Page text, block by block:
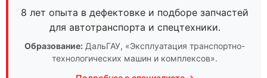
8 лет опыта в дефектовке и подборе запчастей
для автотранспорта и спецтехники.
Образование: ДальГАУ, «Эксплуатация транспортно-
технологических машин и комплексов».